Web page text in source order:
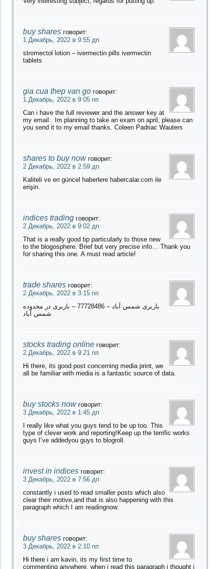
buy shares говорит:
1 Декабрь, 2022 в 9:55 дп
stromectol lotion – ivermectin pills ivermectin
tablets
gia cua thep van go говорит:
1 Декабрь, 2022 в 9:05 пп
Can i have the full reviewer and the answer key at
my email.. Im planning to take an exam on april, please can
you send it to my email thanks. Coleen Padriac Wauters
shares to buy now говорит:
2 Декабрь, 2022 в 2:59 дп
Kaliteli ve en güncel haberlere habercalar.com ile
erişin.
indices trading говорит:
2 Декабрь, 2022 в 9:02 дп
That is a really good tip particularly to those new
to the blogosphere. Brief but very precise info… Thank you
for sharing this one. A must read article!
trade shares говорит:
2 Декабрь, 2022 в 3:15 пп
باربری شمس آباد – 77728486 – باربری در محدوده
شمس آباد
stocks trading online говорит:
2 Декабрь, 2022 в 9:21 пп
Hi there, its good post concerning media print, we
all be familiar with media is a fantastic source of data.
buy stocks now говорит:
3 Декабрь, 2022 в 1:45 дп
I really like what you guys tend to be up too. This
type of clever work and reporting!Keep up the terrific works
guys I’ve addedyou guys to blogroll.
invest in indices говорит:
3 Декабрь, 2022 в 7:56 дп
constantly i used to read smaller posts which also
clear their motive,and that is also happening with this
paragraph which I am readingnow.
buy shares говорит:
3 Декабрь, 2022 в 2:10 пп
Hi there i am kavin, its my first time to
commenting anywhere, when i read this paragraph i thought i